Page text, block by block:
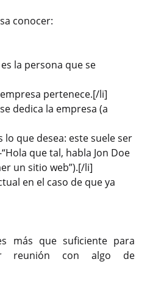
conocer:
la persona que se
pertenece.[/li]
dedica la empresa (a
lo que desea: este suele ser
que tal, habla Jon Doe
un sitio web”).[/li]
en el caso de que ya
más que suficiente para
reunión con algo de